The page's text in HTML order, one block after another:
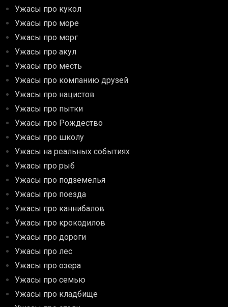
Ужасы про кукол
Ужасы про море
Ужасы про морг
Ужасы про акул
Ужасы про месть
Ужасы про компанию друзей
Ужасы про нацистов
Ужасы про пытки
Ужасы про Рождество
Ужасы про школу
Ужасы на реальных событиях
Ужасы про рыб
Ужасы про подземелья
Ужасы про поезда
Ужасы про каннибалов
Ужасы про крокодилов
Ужасы про дороги
Ужасы про лес
Ужасы про озера
Ужасы про семью
Ужасы про кладбище